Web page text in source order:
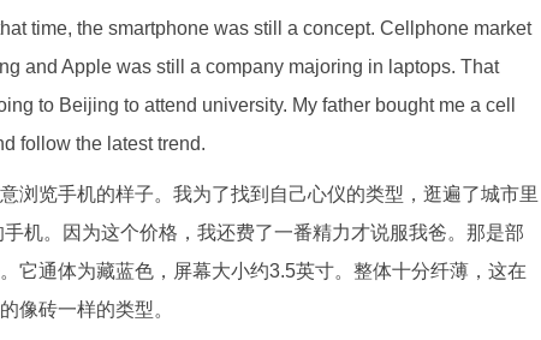
time, the smartphone was still a concept. Cellphone market
and Apple was still a company majoring in laptops. That
to Beijing to attend university. My father bought me a cell
follow the latest trend.
浏览手机的样子。我为了找到自己心仪的类型，逛遍了城市里
机。因为这个价格，我还费了一番精力才说服我爸。那是部
它通体为藏蓝色，屏幕大小约3.5英寸。整体十分纤薄，这在
像砖一样的类型。